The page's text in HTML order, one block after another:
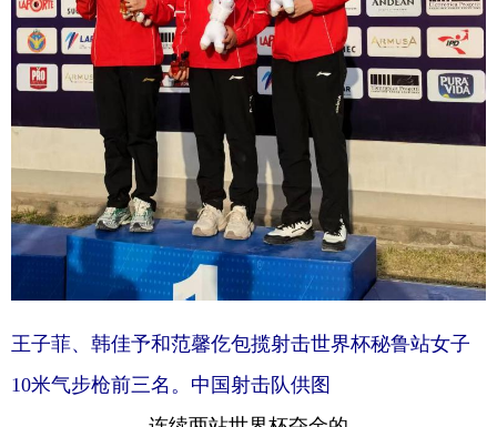
王子菲、韩佳予和范馨仡包揽射击世界杯秘鲁站女子
10米气步枪前三名。中国射击队供图